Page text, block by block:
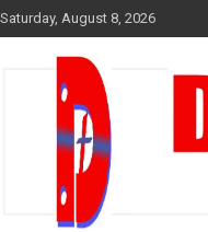
Skip
to
Saturday, August 8, 2026